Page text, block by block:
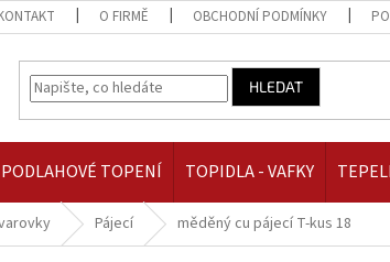
O FIRMĚ OBCHODNÍ PODMÍNKY
HLEDAT
PODLAHOVÉ TOPENÍ TOPIDLA - VAFKY
Pájecí měděný cu pájecí T-kus 18